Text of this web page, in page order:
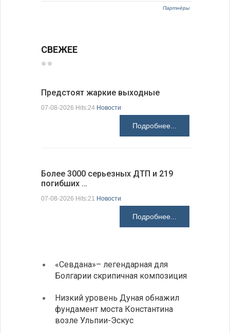
Партнёры
СВЕЖЕЕ
Предстоят жаркие выходные
07-08-2026 Hits:24 Новости
Подробнее...
Более 3000 серьезных ДТП и 219
погибших …
07-08-2026 Hits:21 Новости
Подробнее...
«Севдана»– легендарная для
Болгарии скрипичная композиция
Низкий уровень Дуная обнажил
фундамент моста Константина
возле Ульпии-Эскус